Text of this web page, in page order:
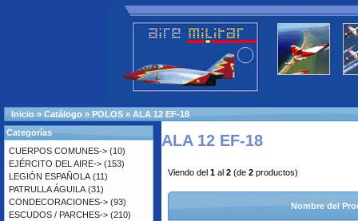
Inicio » Catálogo » POLOS » ALA 12 EF-18
ALA 12 EF-18
Viendo del 1 al 2 (de 2 productos)
Nombre del
Categorías
CUERPOS COMUNES-> (10)
EJÉRCITO DEL AIRE-> (153)
LEGIÓN ESPAÑOLA (11)
PATRULLA ÁGUILA (31)
CONDECORACIONES-> (93)
ESCUDOS / PARCHES-> (210)